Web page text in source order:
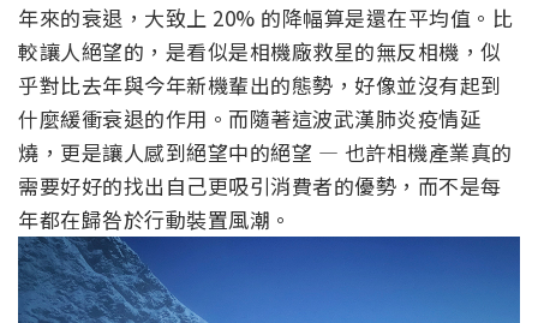
年來的衰退，大致上 20% 的降幅算是還在平均值。比
較讓人絕望的，是看似是相機廠救星的無反相機，似
乎對比去年與今年新機輩出的態勢，好像並沒有起到
什麼緩衝衰退的作用。而隨著這波武漢肺炎疫情延
燒，更是讓人感到絕望中的絕望 — 也許相機產業真的
需要好好的找出自己更吸引消費者的優勢，而不是每
年都在歸咎於行動裝置風潮。